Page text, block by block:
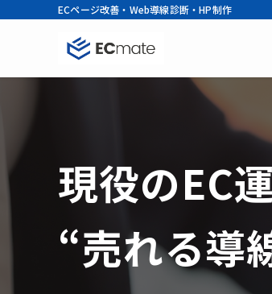
ECページ改善・Web導線診断・HP制作
現役のEC
“売れる導